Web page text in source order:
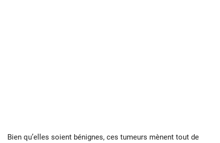
Bien qu’elles soient bénignes, ces tumeurs mènent tout de